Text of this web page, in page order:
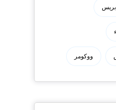
ووكومر